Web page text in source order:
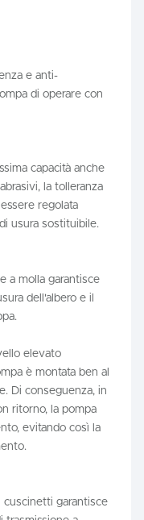
e anti-
di operare con
capacità anche
la tolleranza
regolata
usura sostituibile.
a molla garantisce
dell'albero e il
elevato
è montata ben al
Di conseguenza, in
ritorno, la pompa
evitando così la
cuscinetti garantisce